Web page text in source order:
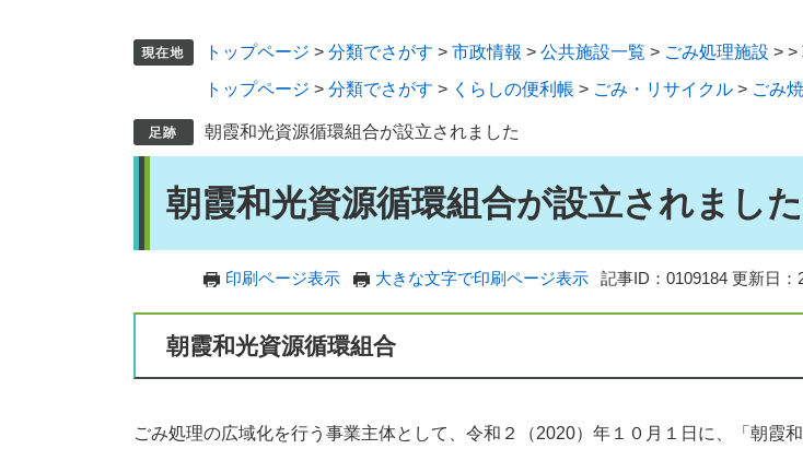
トップページ > 分類でさがす > 市政情報 > 公共施設一覧 > ごみ処理施設 > >
トップページ > 分類でさがす > くらしの便利帳 > ごみ・リサイクル > ごみ
朝霞和光資源循環組合が設立されました
朝霞和光資源循環組合が設立されました
印刷ページ表示 大きな文字で印刷ページ表示 記事ID：0109184 更新日：
朝霞和光資源循環組合
ごみ処理の広域化を行う事業主体として、令和２（2020）年１０月１日に、「朝霞